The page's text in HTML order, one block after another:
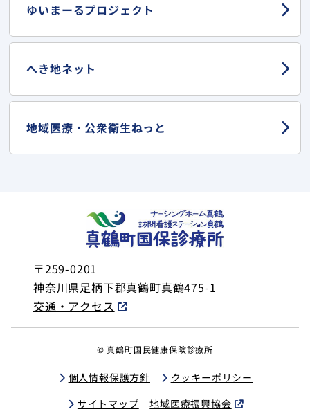
ゆいまーるプロジェクト
へき地ネット
地域医療・ 公衆衛生ねっと
〒259-0201
神奈川県足柄下郡真鶴町真鶴475-1
交通・アクセス
© 真鶴町国民健康保険診療所
個人情報保護方針
クッキーポリシー
サイトマップ
地域医療振興協会